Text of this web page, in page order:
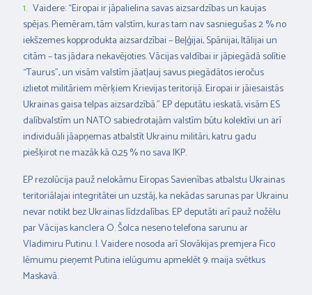
Vaidere: “Eiropai ir jāpalielina savas aizsardzības un kaujas
spējas. Piemēram, tām valstīm, kuras tam nav sasniegušas 2 % no
iekšzemes kopprodukta aizsardzībai – Beļģijai, Spānijai, Itālijai un
citām – tas jādara nekavējoties. Vācijas valdībai ir jāpiegādā solītie
“Taurus”, un visām valstīm jāatļauj savus piegādātos ieročus
izlietot militāriem mērķiem Krievijas teritorijā. Eiropai ir jāiesaistās
Ukrainas gaisa telpas aizsardzībā.” EP deputātu ieskatā, visām ES
dalībvalstīm un NATO sabiedrotajām valstīm būtu kolektīvi un arī
individuāli jāapņemas atbalstīt Ukrainu militāri, katru gadu
piešķirot ne mazāk kā 0,25 % no sava IKP.
EP rezolūcija pauž nelokāmu Eiropas Savienības atbalstu Ukrainas
teritoriālajai integritātei un uzstāj, ka nekādas sarunas par Ukrainu
nevar notikt bez Ukrainas līdzdalības. EP deputāti arī pauž nožēlu
par Vācijas kanclera O. Šolca neseno telefona sarunu ar
Vladimiru Putinu. I. Vaidere nosoda arī Slovākijas premjera Fico
lēmumu pieņemt Putina ielūgumu apmeklēt 9. maija svētkus
Maskavā.